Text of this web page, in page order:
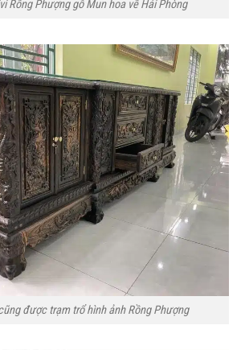
Rồng Phượng gỗ Mun hoa về Hải Phòng
được trạm trổ hình ảnh Rồng Phượng